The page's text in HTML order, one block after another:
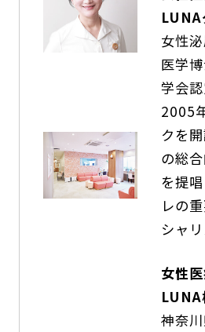
LUNA
女性
医学
学会認
2005
クを
の総
を提
レの
シャリ
女性
神奈